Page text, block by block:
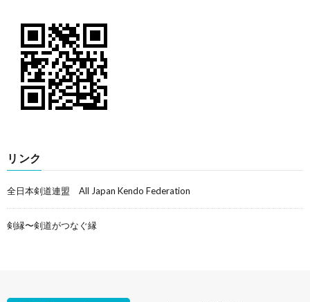
リンク
全日本剣道連盟 All Japan Kendo Federation
剣縁〜剣道がつなぐ縁